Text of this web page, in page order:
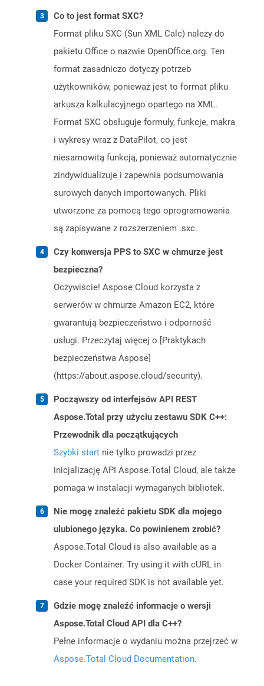
Co to jest format SXC?
Format pliku SXC (Sun XML Calc) należy do
pakietu Office o nazwie OpenOffice.org. Ten
format zasadniczo dotyczy potrzeb
użytkowników, ponieważ jest to format pliku
arkusza kalkulacyjnego opartego na XML.
Format SXC obsługuje formuły, funkcje, makra
i wykresy wraz z DataPilot, co jest
niesamowitą funkcją, ponieważ automatycznie
zindywidualizuje i zapewnia podsumowania
surowych danych importowanych. Pliki
utworzone za pomocą tego oprogramowania
są zapisywane z rozszerzeniem .sxc.
Czy konwersja PPS to SXC w chmurze jest
bezpieczna?
Oczywiście! Aspose Cloud korzysta z
serwerów w chmurze Amazon EC2, które
gwarantują bezpieczeństwo i odporność
usługi. Przeczytaj więcej o [Praktykach
bezpieczeństwa Aspose]
(https://about.aspose.cloud/security).
Począwszy od interfejsów API REST
Aspose.Total przy użyciu zestawu SDK C++:
Przewodnik dla początkujących
Szybki start nie tylko prowadzi przez
inicjalizację API Aspose.Total Cloud, ale także
pomaga w instalacji wymaganych bibliotek.
Nie mogę znaleźć pakietu SDK dla mojego
ulubionego języka. Co powinienem zrobić?
Aspose.Total Cloud is also available as a
Docker Container. Try using it with cURL in
case your required SDK is not available yet.
Gdzie mogę znaleźć informacje o wersji
Aspose.Total Cloud API dla C++?
Pełne informacje o wydaniu można przejrzeć w
Aspose.Total Cloud Documentation.